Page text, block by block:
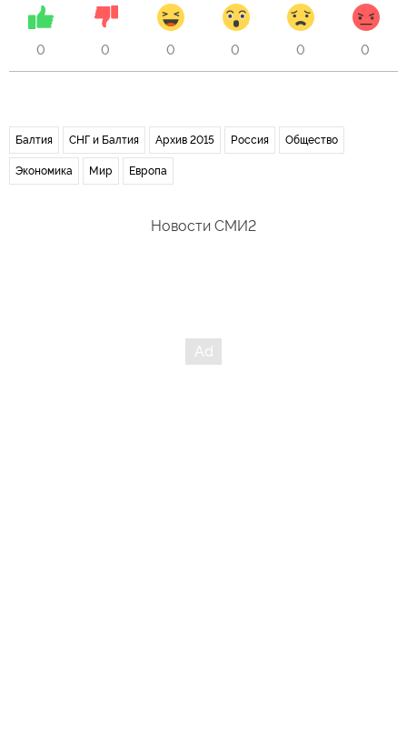
0 0 0 0 0 0
Балтия СНГ и Балтия Архив 2015 Россия Общество
Экономика Мир Европа
Новости СМИ2